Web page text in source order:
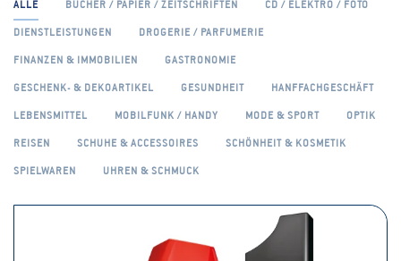
ALLE BÜCHER / PAPIER / ZEITSCHRIFTEN CD / ELEKTRO / FOTO
DIENSTLEISTUNGEN DROGERIE / PARFUMERIE
FINANZEN & IMMOBILIEN GASTRONOMIE
GESCHENK- & DEKOARTIKEL GESUNDHEIT HANFFACHGESCHÄFT
LEBENSMITTEL MOBILFUNK / HANDY MODE & SPORT OPTIK
REISEN SCHUHE & ACCESSOIRES SCHÖNHEIT & KOSMETIK
SPIELWAREN UHREN & SCHMUCK